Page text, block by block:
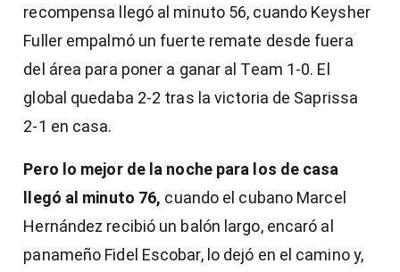
recompensa llegó al minuto 56, cuando Keysher
Fuller empalmó un fuerte remate desde fuera
del área para poner a ganar al Team 1-0. El
global quedaba 2-2 tras la victoria de Saprissa
2-1 en casa.
Pero lo mejor de la noche para los de casa
llegó al minuto 76, cuando el cubano Marcel
Hernández recibió un balón largo, encaró al
panameño Fidel Escobar, lo dejó en el camino y,